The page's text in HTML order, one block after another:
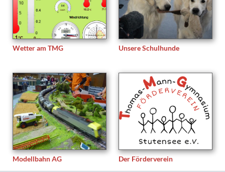
Wetter am TMG Unsere Schulhunde
Modellbahn AG Der Förderverein